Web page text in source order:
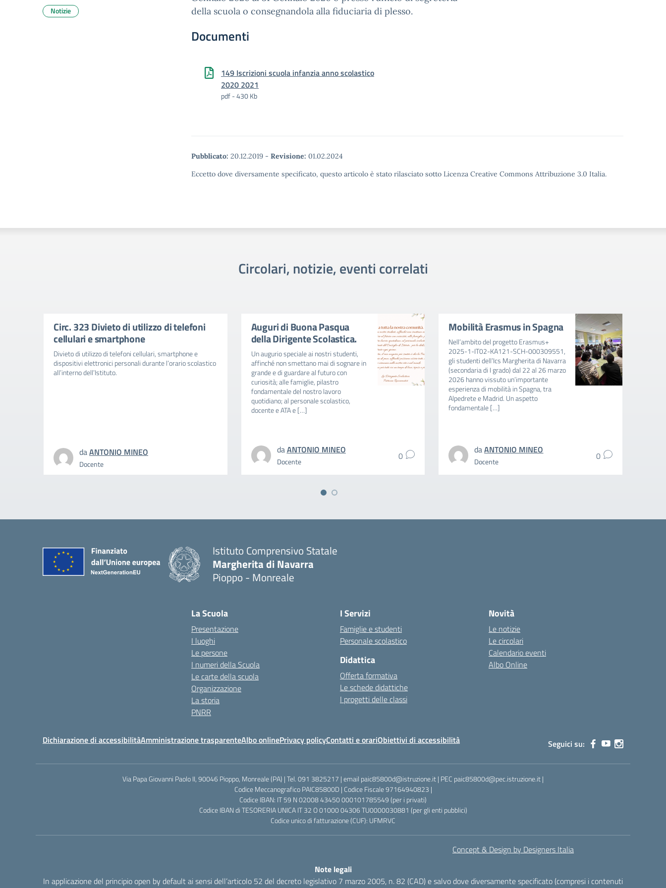
della scuola o consegnandola alla fiduciaria di plesso.
Documenti
149 Iscrizioni scuola infanzia anno scolastico
2020 2021
pdf - 430 Kb
Pubblicato: 20.12.2019 - Revisione: 01.02.2024
Eccetto dove diversamente specificato, questo articolo è stato rilasciato sotto Licenza Creative Commons Attribuzione 3.0 Italia.
Notizie
Circolari, notizie, eventi correlati
Circ. 323 Divieto di utilizzo di telefoni
cellulari e smartphone
Divieto di utilizzo di telefoni cellulari, smartphone e
dispositivi elettronici personali durante l’orario scolastico
all’interno dell’Istituto.
daANTONIO MINEO
Docente
Auguri di Buona Pasqua
della Dirigente Scolastica.
Un augurio speciale ai nostri studenti,
affinché non smettano mai di sognare in
grande e di guardare al futuro con
curiosità; alle famiglie, pilastro
fondamentale del nostro lavoro
quotidiano; al personale scolastico,
docente e ATA e […]
daANTONIO MINEO
Docente 0
Mobilità Erasmus in Spagna
Nell’ambito del progetto Erasmus+
2025-1-IT02-KA121-SCH-000309551,
gli studenti dell’Ics Margherita di Navarra
(secondaria di I grado) dal 22 al 26 marzo
2026 hanno vissuto un’importante
esperienza di mobilità in Spagna, tra
Alpedrete e Madrid. Un aspetto
fondamentale […]
daANTONIO MINEO
Docente 0
Istituto Comprensivo Statale
Margherita di Navarra
Pioppo - Monreale
La Scuola
Presentazione
I luoghi
Le persone
I numeri della Scuola
Le carte della scuola
Organizzazione
La storia
PNRR
I Servizi
Famiglie e studenti
Personale scolastico
Didattica
Offerta formativa
Le schede didattiche
I progetti delle classi
Novità
Le notizie
Le circolari
Calendario eventi
Albo Online
Dichiarazione di accessibilitàAmministrazione trasparenteAlbo onlinePrivacy policyContatti e orariObiettivi di accessibilità Seguici su:
Via Papa Giovanni Paolo II, 90046 Pioppo, Monreale (PA) | Tel. 091 3825217 | email paic85800d@istruzione.it | PEC paic85800d@pec.istruzione.it |
Codice Meccanografico PAIC85800D | Codice Fiscale 97164940823 |
Codice IBAN: IT 59 N 02008 43450 000101785549 (per i privati)
Codice IBAN di TESORERIA UNICA IT 32 O 01000 04306 TU0000030881 (per gli enti pubblici)
Codice unico di fatturazione (CUF): UFMRVC
Concept & Design by Designers Italia
Note legali
In applicazione del principio open by default ai sensi dell’articolo 52 del decreto legislativo 7 marzo 2005, n. 82 (CAD) e salvo dove diversamente specificato (compresi i contenuti